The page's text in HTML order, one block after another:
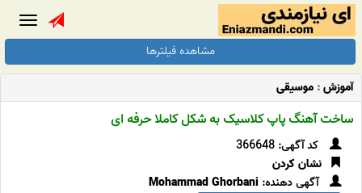
مشاهده فیلترها
آموزش: موسیقی
ساخت آهنگ پاپ کلاسیک به شکل کاملا حرفه ای
کد آگهی: 366648
نشان کردن
آگهی دهنده: Mohammad Ghorbani